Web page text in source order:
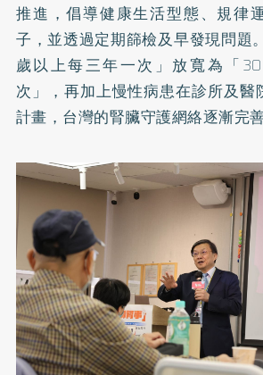
推進，倡導健康生活型態、規律
子，並透過定期篩檢及早發現問題
歲以上每三年一次」放寬為「
次」，再加上慢性病患在診所及醫
計畫，台灣的腎臟守護網絡逐漸完善